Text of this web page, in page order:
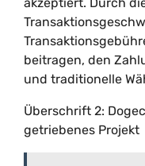
beitragen, den
und traditionelle
Überschrift 2:
getriebenes Projekt